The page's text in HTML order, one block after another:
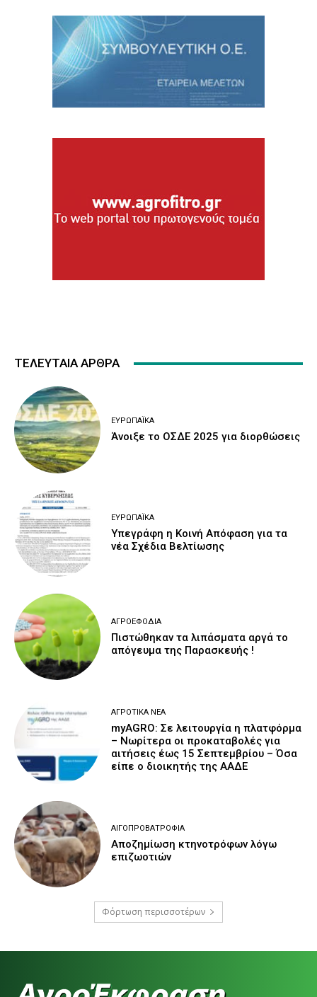
ΤΕΛΕΥΤΑΙΑ ΑΡΘΡΑ
ΕΥΡΩΠΑΪΚΆ
Άνοιξε το ΟΣΔΕ 2025 για διορθώσεις
ΕΥΡΩΠΑΪΚΆ
Υπεγράφη η Κοινή Απόφαση για τα
νέα Σχέδια Βελτίωσης
ΑΓΡΟΕΦΌΔΙΑ
Πιστώθηκαν τα λιπάσματα αργά το
απόγευμα της Παρασκευής !
ΑΓΡΟΤΙΚΆ ΝΈΑ
myAGRO: Σε λειτουργία η πλατφόρμα
– Νωρίτερα οι προκαταβολές για
αιτήσεις έως 15 Σεπτεμβρίου – Όσα
είπε ο διοικητής της ΑΑΔΕ
ΑΙΓΟΠΡΟΒΑΤΡΟΦΊΑ
Αποζημίωση κτηνοτρόφων λόγω
επιζωοτιών
Φόρτωση περισσοτέρων